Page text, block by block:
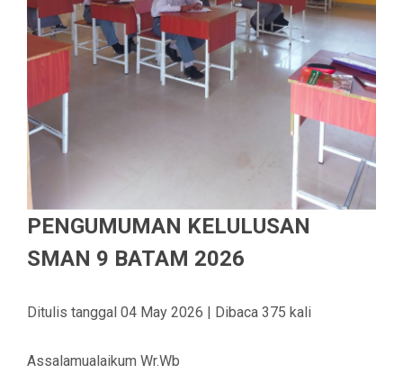
PENGUMUMAN KELULUSAN
SMAN 9 BATAM 2026
Ditulis tanggal 04 May 2026 | Dibaca 375 kali
Assalamualaikum Wr.Wb